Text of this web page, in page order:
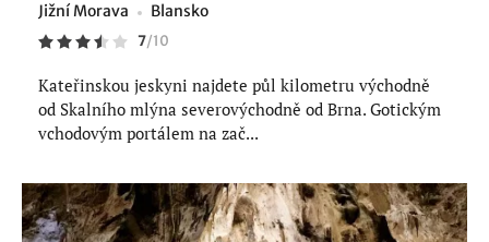
Jižní Morava Blansko
7/10
Kateřinskou jeskyni najdete půl kilometru východně
od Skalního mlýna severovýchodně od Brna. Gotickým
vchodovým portálem na zač...